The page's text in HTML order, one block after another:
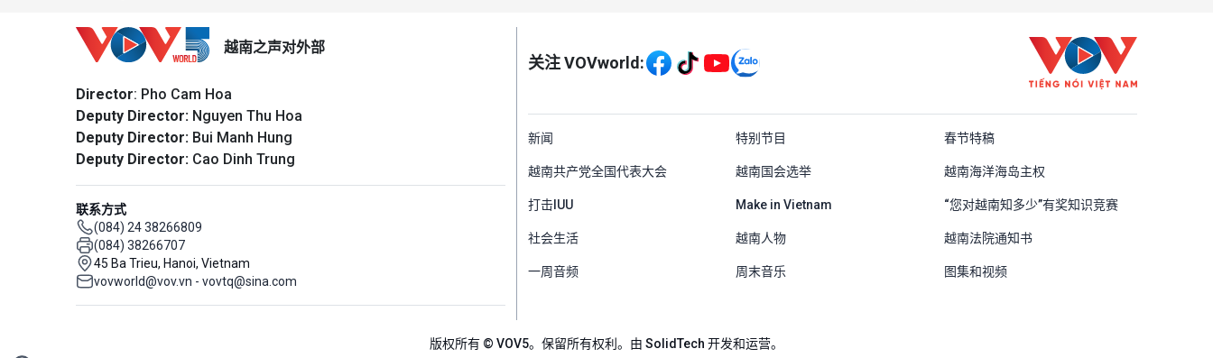
越南之声对外部
Director: Pho Cam Hoa
Deputy Director: Nguyen Thu Hoa
Deputy Director: Bui Manh Hung
Deputy Director: Cao Dinh Trung
联系方式
(084) 24 38266809
(084) 38266707
45 Ba Trieu, Hanoi, Vietnam
vovworld@vov.vn - vovtq@sina.com
Mạng xã hội
关注 VOVworld:
Menu footer tiếng Trung Quốc
新闻 特别节目 春节特稿
越南共产党全国代表大会 越南国会选举 越南海洋海岛主权
打击IUU Make in Vietnam “您对越南知多少”有奖知识竞赛
社会生活 越南人物 越南法院通知书
一周音频 周末音乐 图集和视频
版权所有 © VOV5。保留所有权利。由 SolidTech 开发和运营。